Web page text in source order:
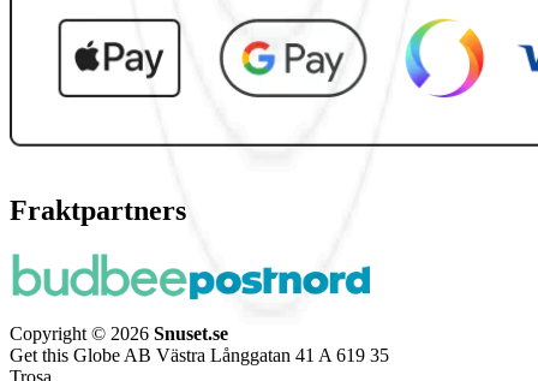
Fraktpartners
Copyright © 2026 Snuset.se
Get this Globe AB Västra Långgatan 41 A 619 35
Trosa